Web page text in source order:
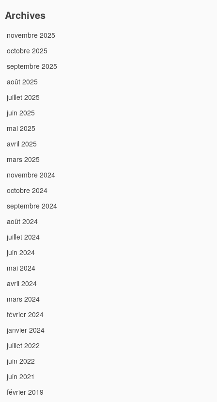
Archives
novembre 2025
octobre 2025
septembre 2025
août 2025
juillet 2025
juin 2025
mai 2025
avril 2025
mars 2025
novembre 2024
octobre 2024
septembre 2024
août 2024
juillet 2024
juin 2024
mai 2024
avril 2024
mars 2024
février 2024
janvier 2024
juillet 2022
juin 2022
juin 2021
février 2019